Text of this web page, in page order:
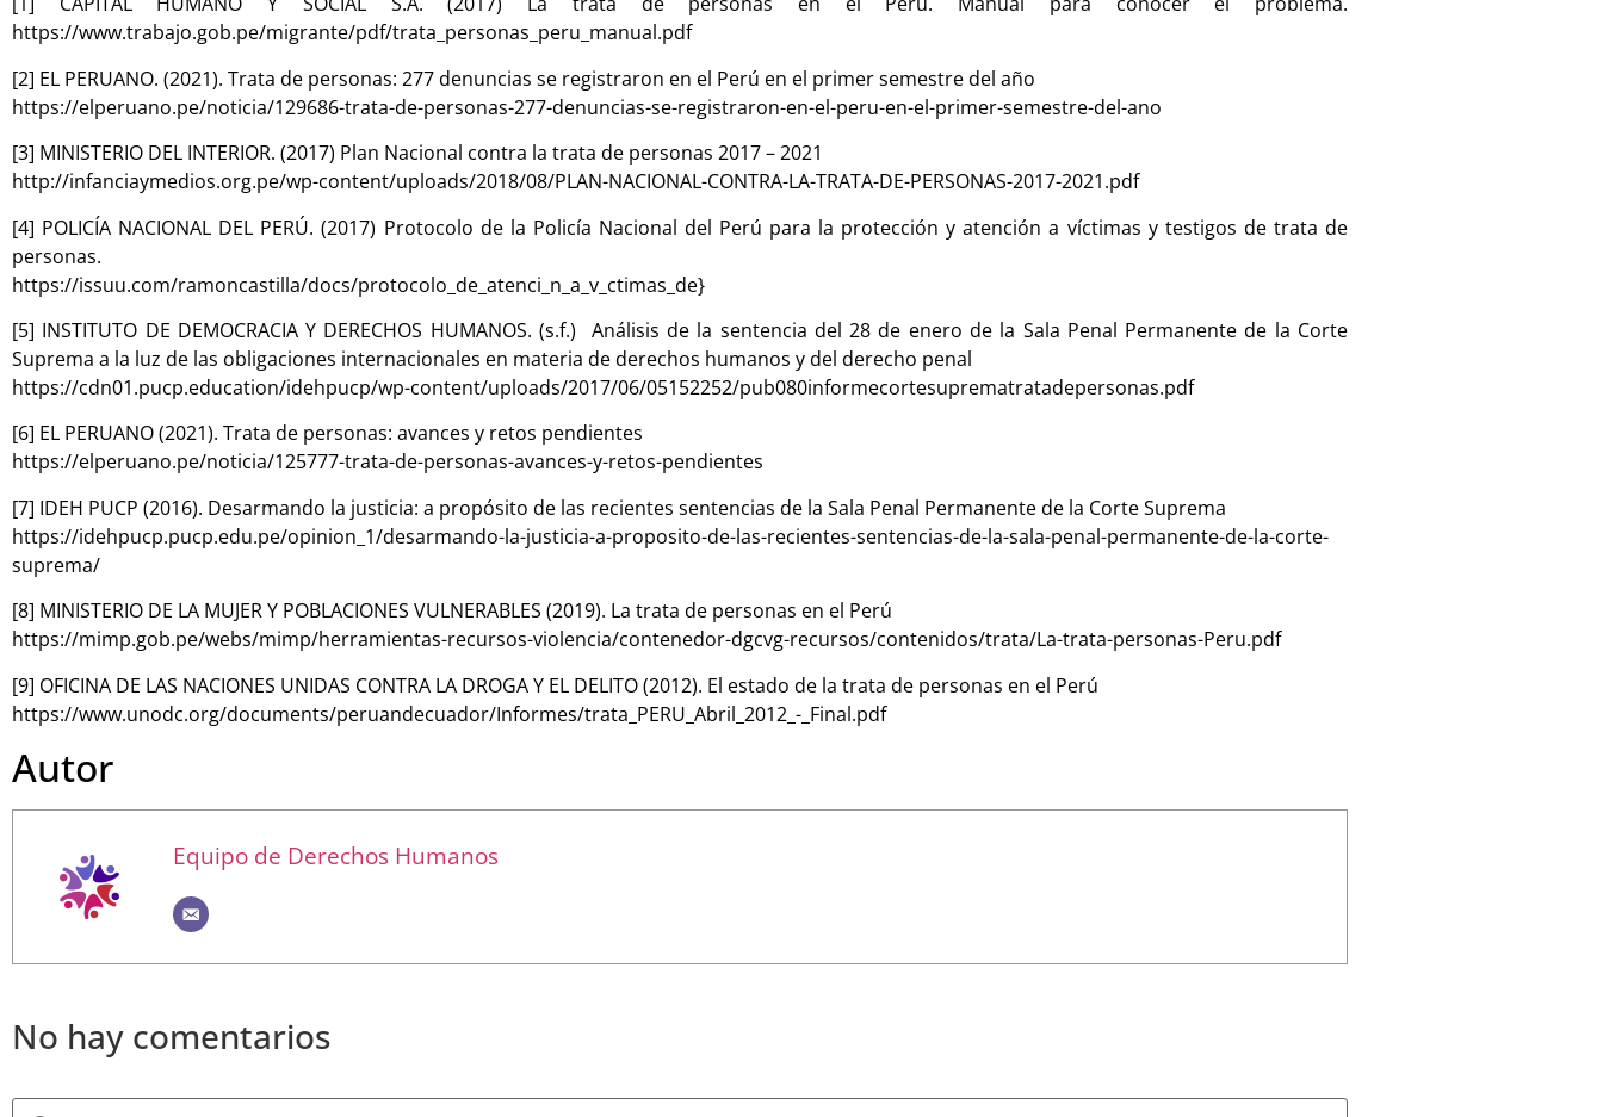
https://www.trabajo.gob.pe/migrante/pdf/trata_personas_peru_manual.pdf
[2] EL PERUANO. (2021). Trata de personas: 277 denuncias se registraron en el Perú en el primer semestre del año
https://elperuano.pe/noticia/129686-trata-de-personas-277-denuncias-se-registraron-en-el-peru-en-el-primer-semestre-del-ano
[3] MINISTERIO DEL INTERIOR. (2017) Plan Nacional contra la trata de personas 2017 – 2021
http://infanciaymedios.org.pe/wp-content/uploads/2018/08/PLAN-NACIONAL-CONTRA-LA-TRATA-DE-PERSONAS-2017-2021.pdf
[4] POLICÍA NACIONAL DEL PERÚ. (2017) Protocolo de la Policía Nacional del Perú para la protección y atención a víctimas y testigos de trata de
personas.
https://issuu.com/ramoncastilla/docs/protocolo_de_atenci_n_a_v_ctimas_de}
[5] INSTITUTO DE DEMOCRACIA Y DERECHOS HUMANOS. (s.f.) Análisis de la sentencia del 28 de enero de la Sala Penal Permanente de la Corte
Suprema a la luz de las obligaciones internacionales en materia de derechos humanos y del derecho penal
https://cdn01.pucp.education/idehpucp/wp-content/uploads/2017/06/05152252/pub080informecortesuprematratadepersonas.pdf
[6] EL PERUANO (2021). Trata de personas: avances y retos pendientes
https://elperuano.pe/noticia/125777-trata-de-personas-avances-y-retos-pendientes
[7] IDEH PUCP (2016). Desarmando la justicia: a propósito de las recientes sentencias de la Sala Penal Permanente de la Corte Suprema
https://idehpucp.pucp.edu.pe/opinion_1/desarmando-la-justicia-a-proposito-de-las-recientes-sentencias-de-la-sala-penal-permanente-de-la-corte-
suprema/
[8] MINISTERIO DE LA MUJER Y POBLACIONES VULNERABLES (2019). La trata de personas en el Perú
https://mimp.gob.pe/webs/mimp/herramientas-recursos-violencia/contenedor-dgcvg-recursos/contenidos/trata/La-trata-personas-Peru.pdf
[9] OFICINA DE LAS NACIONES UNIDAS CONTRA LA DROGA Y EL DELITO (2012). El estado de la trata de personas en el Perú
https://www.unodc.org/documents/peruandecuador/Informes/trata_PERU_Abril_2012_-_Final.pdf
Autor
Equipo de Derechos Humanos
No hay comentarios